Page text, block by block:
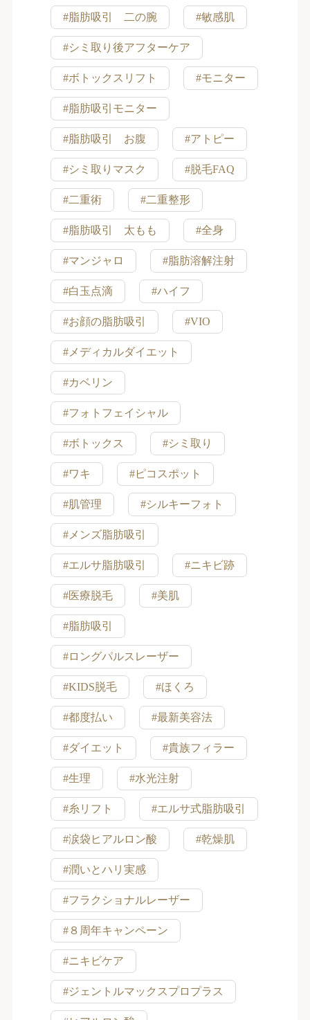
#脂肪吸引 二の腕 #敏感肌
#シミ取り後アフターケア
#ボトックスリフト #モニター
#脂肪吸引モニター
#脂肪吸引 お腹 #アトピー
#シミ取りマスク #脱毛FAQ
#二重術 #二重整形
#脂肪吸引 太もも #全身
#マンジャロ #脂肪溶解注射
#白玉点滴 #ハイフ
#お顔の脂肪吸引 #VIO
#メディカルダイエット
#カベリン
#フォトフェイシャル
#ボトックス #シミ取り
#ワキ #ピコスポット
#肌管理 #シルキーフォト
#メンズ脂肪吸引
#エルサ脂肪吸引 #ニキビ跡
#医療脱毛 #美肌
#脂肪吸引
#ロングパルスレーザー
#KIDS脱毛 #ほくろ
#都度払い #最新美容法
#ダイエット #貴族フィラー
#生理 #水光注射
#糸リフト #エルサ式脂肪吸引
#涙袋ヒアルロン酸 #乾燥肌
#潤いとハリ実感
#フラクショナルレーザー
#８周年キャンペーン
#ニキビケア
#ジェントルマックスプロプラス